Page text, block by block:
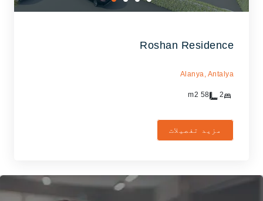
Roshan Residence
Alanya, Antalya
2
58
مزید تفصیلات